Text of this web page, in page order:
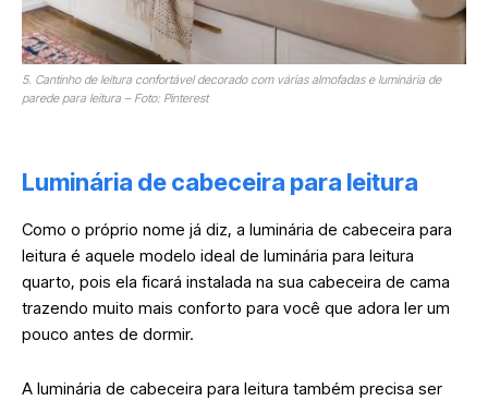
5. Cantinho de leitura confortável decorado com várias almofadas e luminária de
parede para leitura – Foto: Pinterest
Luminária de cabeceira para leitura
Como o próprio nome já diz, a luminária de cabeceira para
leitura é aquele modelo ideal de luminária para leitura
quarto, pois ela ficará instalada na sua cabeceira de cama
trazendo muito mais conforto para você que adora ler um
pouco antes de dormir.
A luminária de cabeceira para leitura também precisa ser